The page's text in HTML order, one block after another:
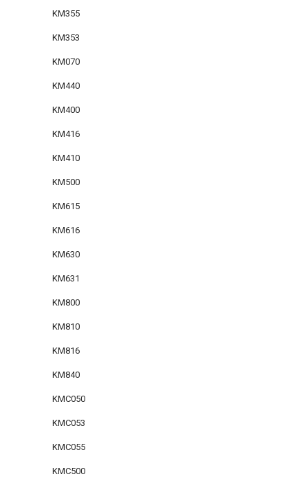
KM355
KM353
KM070
KM440
KM400
KM416
KM410
KM500
KM615
KM616
KM630
KM631
KM800
KM810
KM816
KM840
KMC050
KMC053
KMC055
KMC500